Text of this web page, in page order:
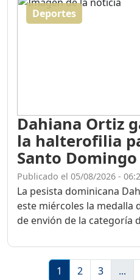
Deportes
Dahiana Ortiz
la halterofilia
Santo Domingo
Publicado el 05/08/2026 -
La pesista dominicana
este miércoles la medalla
de envión de la categoría
1 2 3 ...